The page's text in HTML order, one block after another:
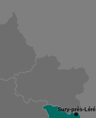
Sury-près-Léré